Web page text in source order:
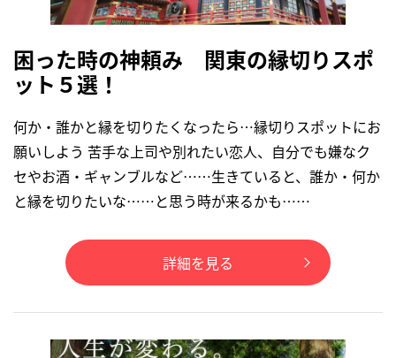
困った時の神頼み 関東の縁切りスポ
ット５選！
何か・誰かと縁を切りたくなったら…縁切りスポットにお
願いしよう 苦手な上司や別れたい恋人、自分でも嫌なク
セやお酒・ギャンブルなど……生きていると、誰か・何か
と縁を切りたいな……と思う時が来るかも……
詳細を見る